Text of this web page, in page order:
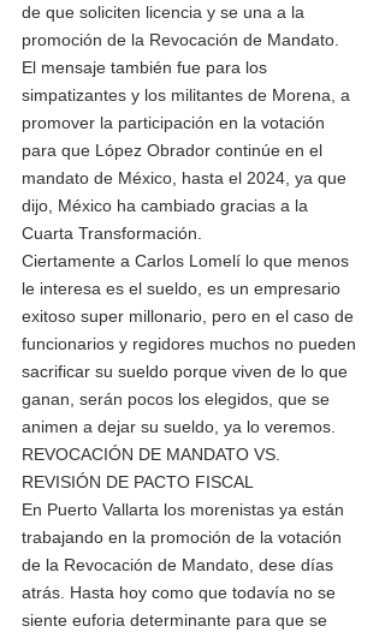
de que soliciten licencia y se una a la
promoción de la Revocación de Mandato.
El mensaje también fue para los
simpatizantes y los militantes de Morena, a
promover la participación en la votación
para que López Obrador continúe en el
mandato de México, hasta el 2024, ya que
dijo, México ha cambiado gracias a la
Cuarta Transformación.
Ciertamente a Carlos Lomelí lo que menos
le interesa es el sueldo, es un empresario
exitoso super millonario, pero en el caso de
funcionarios y regidores muchos no pueden
sacrificar su sueldo porque viven de lo que
ganan, serán pocos los elegidos, que se
animen a dejar su sueldo, ya lo veremos.
REVOCACIÓN DE MANDATO VS.
REVISIÓN DE PACTO FISCAL
En Puerto Vallarta los morenistas ya están
trabajando en la promoción de la votación
de la Revocación de Mandato, dese días
atrás. Hasta hoy como que todavía no se
siente euforia determinante para que se